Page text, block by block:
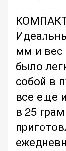
мм и вес
было
собой в
все еще
в 25